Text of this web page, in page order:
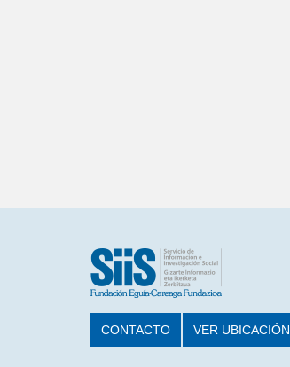
CONTACTO VER UBICACIÓN